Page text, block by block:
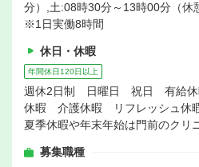
分）,土:08時30分～13時00分（休
※1日実働8時間
休日・休暇
年間休日120日以上
週休2日制 日曜日 祝日 有給
休暇 介護休暇 リフレッシュ休
夏季休暇や年末年始は門前のクリ
募集職種